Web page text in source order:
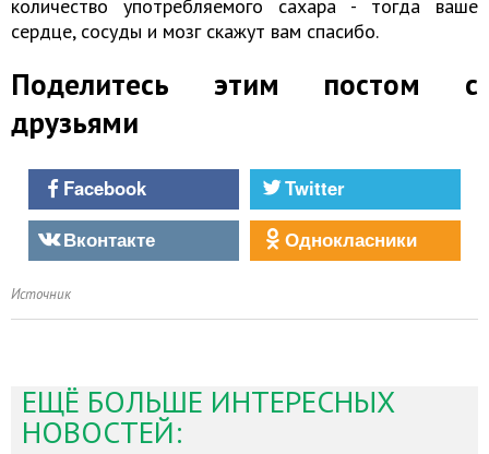
количество употребляемого сахара - тогда ваше
сердце, сосуды и мозг скажут вам спасибо.
Поделитесь этим постом с
друзьями
Facebook
Twitter
Вконтакте
Однокласники
Источник
ЕЩЁ БОЛЬШЕ ИНТЕРЕСНЫХ
НОВОСТЕЙ: